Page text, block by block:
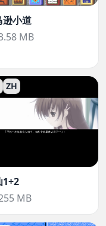
逊小道
downloaded
MB
ZH
1+2
downloaded
MB